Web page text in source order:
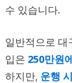
수 있습니다.
일반적으로 대
입은 250만원
하지만, 운행